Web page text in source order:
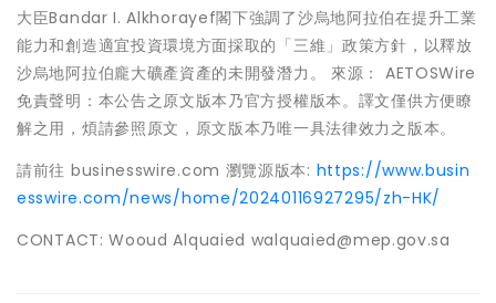
大臣Bandar I. Alkhorayef閣下強調了沙烏地阿拉伯在提升工業
能力和創造適宜投資環境方面採取的「三維」政策方針，以釋放
沙烏地阿拉伯龐大礦產資產的未開發潛力。 來源： AETOSWire
免責聲明：本公告之原文版本乃官方授權版本。譯文僅供方便瞭
解之用，煩請參照原文，原文版本乃唯一具法律效力之版本。
請前往 businesswire.com 瀏覽源版本: https://www.busin
esswire.com/news/home/20240116927295/zh-HK/
CONTACT: Wooud Alquaied walquaied@mep.gov.sa